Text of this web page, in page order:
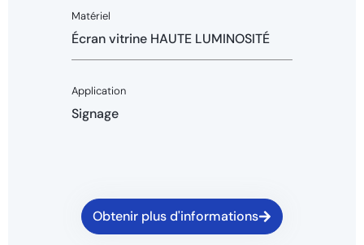
Matériel
Écran vitrine HAUTE LUMINOSITÉ
Application
Signage
Obtenir plus d'informations